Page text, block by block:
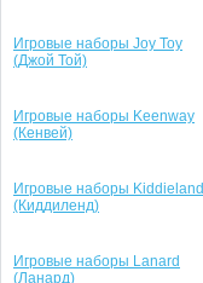
Игровые наборы Joy Toy
(Джой Той)
Игровые наборы Keenway
(Кенвей)
Игровые наборы Kiddieland
(Киддиленд)
Игровые наборы Lanard
(Ланард)